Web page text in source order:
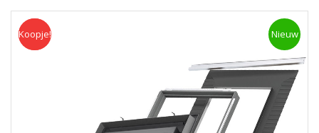
Koopje Nieuw
Koopje!